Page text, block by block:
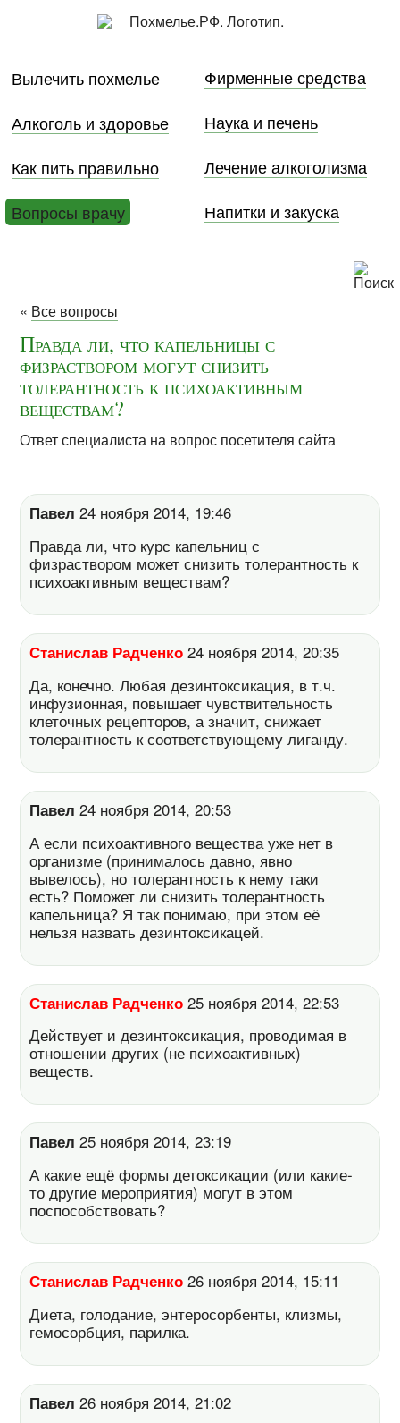
Вылечить похмелье
Фирменные средства
Алкоголь и здоровье
Наука и печень
Как пить правильно
Лечение алкоголизма
Вопросы врачу
Напитки и закуска
« Все вопросы
Правда ли, что капельницы с
физраствором могут снизить
толерантность к психоактивным
веществам?
Ответ специалиста на вопрос посетителя сайта
Павел 24 ноября 2014, 19:46
Правда ли, что курс капельниц с
физраствором может снизить толерантность к
психоактивным веществам?
Станислав Радченко 24 ноября 2014, 20:35
Да, конечно. Любая дезинтоксикация, в т.ч.
инфузионная, повышает чувствительность
клеточных рецепторов, а значит, снижает
толерантность к соответствующему лиганду.
Павел 24 ноября 2014, 20:53
А если психоактивного вещества уже нет в
организме (принималось давно, явно
вывелось), но толерантность к нему таки
есть? Поможет ли снизить толерантность
капельница? Я так понимаю, при этом её
нельзя назвать дезинтоксикацей.
Станислав Радченко 25 ноября 2014, 22:53
Действует и дезинтоксикация, проводимая в
отношении других (не психоактивных)
веществ.
Павел 25 ноября 2014, 23:19
А какие ещё формы детоксикации (или какие-
то другие мероприятия) могут в этом
поспособствовать?
Станислав Радченко 26 ноября 2014, 15:11
Диета, голодание, энтеросорбенты, клизмы,
гемосорбция, парилка.
Павел 26 ноября 2014, 21:02